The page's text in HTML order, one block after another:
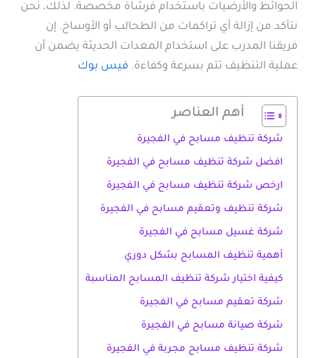
الحوائط والأرضيات باستخدام فرشاة مخصصة. لذلك، نحن
نتأكد من إزالة أي تراكمات من الطحالب أو الأوساخ. إن
فريقنا المدرب على استخدام المعدات الحديثة يضمن أن
عملية التنظيف تتم بسرعة وكفاءة. فيس بوك
أهم العناصر
شركة تنظيف مسابح في الفجيرة
افضل شركة تنظيف مسابح في الفجيرة
ارخص شركة تنظيف مسابح في الفجيرة
شركة تنظيف وتعقيم مسابح في الفجيرة
شركة غسيل مسابح في الفجيرة
أهمية تنظيف المسابح بشكل دوري
كيفية اختيار شركة تنظيف المسابح المناسبة
شركة تعقيم مسابح في الفجيرة
شركة صيانة مسابح في الفجيرة
شركة تنظيف مسابح مجربة في الفجيرة